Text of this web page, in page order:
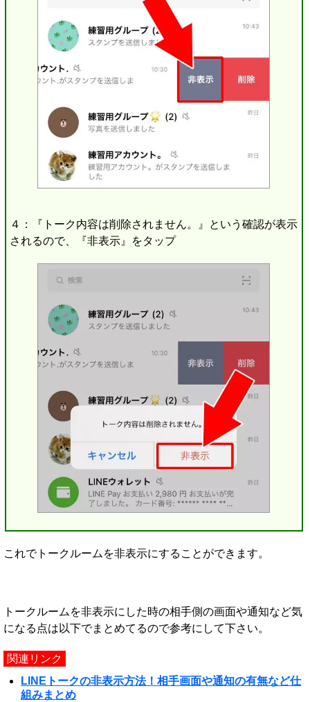
４：『トーク内容は削除されません。』という確認が表示
されるので、『非表示』をタップ
これでトークルームを非表示にすることができます。
トークルームを非表示にした時の相手側の画面や通知など気
になる点は以下でまとめてるので参考にして下さい。
関連リンク
LINEトークの非表示方法！相手画面や通知の有無など仕
組みまとめ